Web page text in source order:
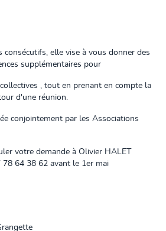
elle vise à vous donner des
supplémentaires pour
, tout en prenant en compte la
d'une réunion.
conjointement par les Associations
votre demande à Olivier HALET
78 64 38 62 avant le 1er mai